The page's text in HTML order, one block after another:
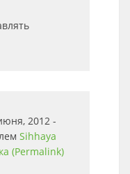
2012 -
Sihhaya
(Permalink)